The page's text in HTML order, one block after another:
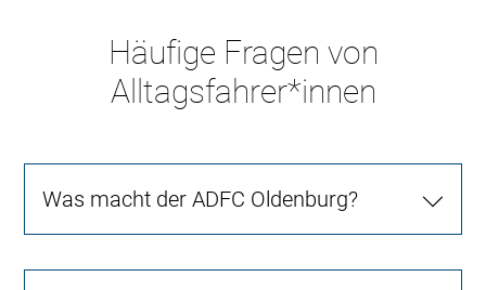
Häufige Fragen von
Alltagsfahrer*innen
Was macht der ADFC Oldenburg?